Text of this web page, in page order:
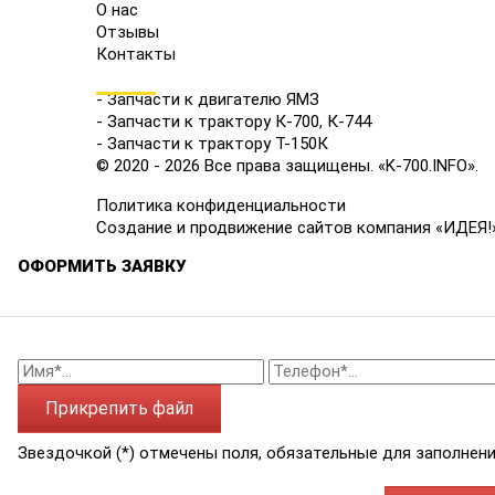
О нас
Отзывы
Контакты
- Запчасти к двигателю ЯМЗ
- Запчасти к трактору К-700, К-744
- Запчасти к трактору Т-150К
© 2020 - 2026 Все права защищены. «K-700.INFO».
Политика конфиденциальности
Создание и продвижение сайтов компания
ОФОРМИТЬ ЗАЯВКУ
Прикрепить файл
Звездочкой (*) отмечены поля, обязательные для